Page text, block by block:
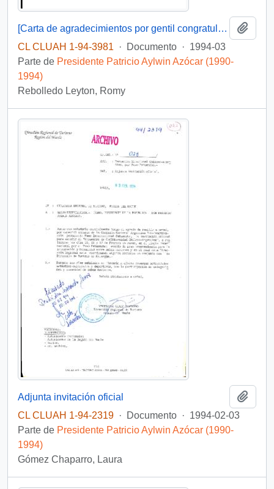
[Carta de agradecimientos por gentil congratulación hacia su elección como Diputada]
CL CLUAH 1-94-3981
· Documento · 1994-03
Parte de Presidente Patricio Aylwin Azócar (1990-
1994)
Rebolledo Leyton, Romy
Adjunta invitación oficial
CL CLUAH 1-94-2319 · Documento · 1994-02-03
Parte de Presidente Patricio Aylwin Azócar (1990-
1994)
Gómez Chaparro, Laura